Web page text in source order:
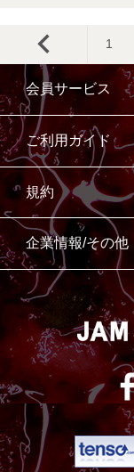
1
会員サービス
ご利用ガイド
規約
企業情報/その他